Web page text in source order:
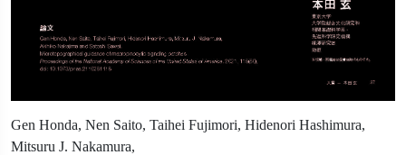
Gen Honda, Nen Saito, Taihei Fujimori, Hidenori Hashimura,
Mitsuru J. Nakamura,